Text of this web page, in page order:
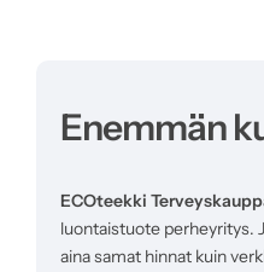
Enemmän
ECOteekki
luontaistuote perheyritys.
aina samat hinnat kuin